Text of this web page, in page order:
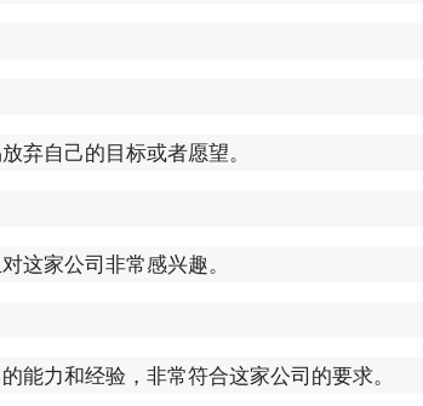
弃自己的目标或者愿望。
这家公司非常感兴趣。
能力和经验，非常符合这家公司的要求。